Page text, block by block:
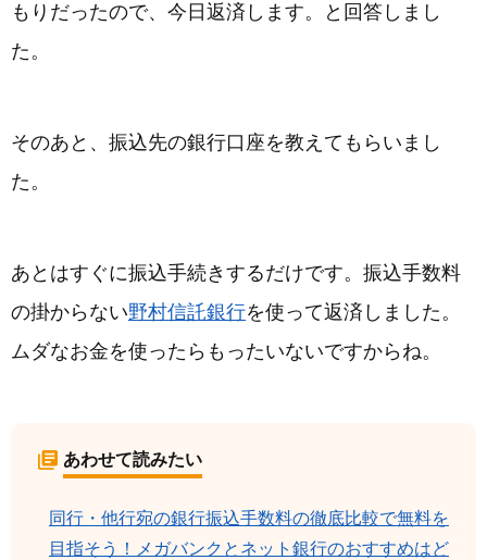
もりだったので、今日返済します。と回答しまし
た。
そのあと、振込先の銀行口座を教えてもらいまし
た。
あとはすぐに振込手続きするだけです。振込手数料
の掛からない野村信託銀行を使って返済しました。
ムダなお金を使ったらもったいないですからね。
あわせて読みたい
同行・他行宛の銀行振込手数料の徹底比較で無料を
目指そう！メガバンクとネット銀行のおすすめはど